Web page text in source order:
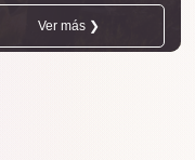
Ver más ❯